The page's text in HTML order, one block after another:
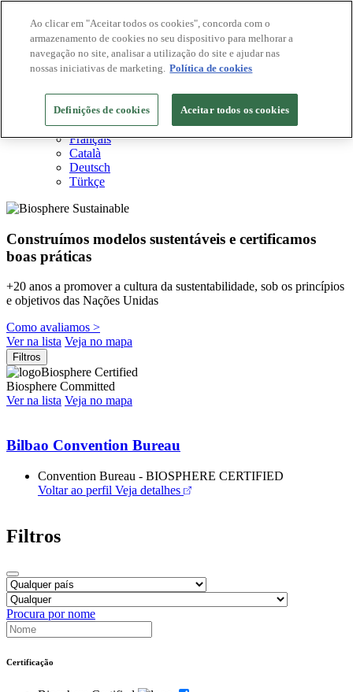
Destinos Biosphere
Empresas Biosphere
Como avaliamos
PT
English
Español
Français
Català
Deutsch
Türkçe
Construímos modelos sustentáveis ​​e certificamos
boas práticas
+20 anos a promover a cultura da sustentabilidade, sob os princípios
e objetivos das Nações Unidas
Como avaliamos >
Ver na lista Veja no mapa
Filtros
Biosphere Certified
Biosphere Committed
Ver na lista Veja no mapa
Bilbao Convention Bureau
Convention Bureau - BIOSPHERE CERTIFIED
Voltar ao perfil Veja detalhes
Filtros
Procura por nome
Certificação
Ao clicar em "Aceitar todos os cookies", concorda com o
armazenamento de cookies no seu dispositivo para melhorar a
navegação no site, analisar a utilização do site e ajudar nas
nossas iniciativas de marketing. Política de cookies
Definições de cookies Aceitar todos os cookies